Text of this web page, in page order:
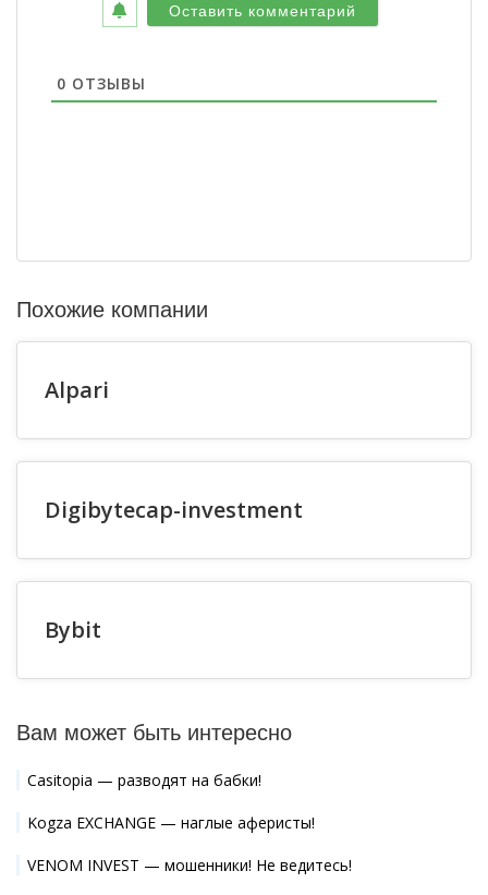
0 ОТЗЫВЫ
Похожие компании
Alpari
Digibytecap-investment
Bybit
Вам может быть интересно
Casitopia — разводят на бабки!
Kogza EXCHANGE — наглые аферисты!
VENOM INVEST — мошенники! Не ведитесь!